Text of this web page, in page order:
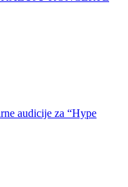
audicije za “Hype